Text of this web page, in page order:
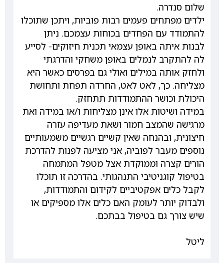
שלום סנדרה.
ילדים מפתחים פעמים רבות פוביות, ויתכן שתוכלו
להתמודד עם הפחדים בכוחות עצמכם. ניתן
לבנות איתה באופן עצמאי תכנית חיזוקים- לסייע
לה להתקרב לנמלים באופן משחקי והדרגתי
ולחזק אותה במילים ואולי גם בפרסים כאשר היא
מצליחה. כך, לאט לאט, החרדה תפחת ותחושת
היכולת וכושר ההתמודדות תתחזק.
במידה ושיטות אלו אינן מצליחות ו/או במידה ואת
מרגישה שהמצב חמור ושאת מעדיפה עזרה
חיצונית, ובהנחה שאין קשיים רגשיים משמעותיים
נוספים מעבר לפוביה, אני מציעה לפנות להדרכת
הורים קצרה וממוקדת אצל מטפל המתמחה
בטיפול קוגניטיבי התנהגותי. בהדרכה זו תוכלו
לקבל כלים אפקטיביים לקידום והתמודדות,
ולבדוק יותר לעומק האם כלים אלו מספיקים או
שיש צורך גם בטיפול בבתכם.
ליטל